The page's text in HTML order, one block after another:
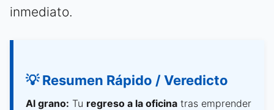
inmediato.
💡 Resumen Rápido / Veredicto
Al grano: Tu regreso a la oficina tras emprender